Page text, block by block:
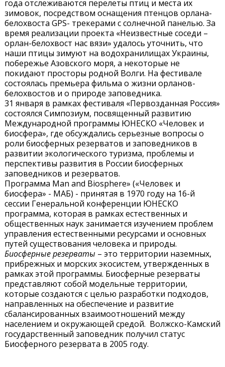
года отслеживаются перелеты птиц и места их
зимовок, посредством оснащения птенцов орлана-
белохвоста GPS- трекерами с солнечной панелью. За
время реализации проекта «Неизвестные соседи –
орлан-белохвост нас вязи» удалось уточнить, что
наши птицы зимуют на водохранилищах Украины,
побережье Азовского моря, а некоторые не
покидают просторы родной Волги. На фестивале
состоялась премьера фильма о жизни орланов-
белохвостов и о природе заповедника.
31 января в рамках фестиваля «Первозданная Россия»
состоялся Симпозиум, посвященный развитию
Международной программы ЮНЕСКО «Человек и
биосфера», где обсуждались серьезные вопросы о
роли биосферных резерватов и заповедников в
развитии экологического туризма, проблемы и
перспективы развития в России биосферных
заповедников и резерватов.
Программа Man and Biosphere» («Человек и
биосфера» - МАБ) - принятая в 1970 году на 16-й
сессии Генеральной конференции ЮНЕСКО
программа, которая в рамках естественных и
общественных наук занимается изучением проблем
управления естественными ресурсами и основных
путей существования человека и природы.
Биосферные резерваты – это территории наземных,
прибрежных и морских экосистем, утвержденных в
рамках этой программы. Биосферные резерваты
представляют собой модельные территории,
которые создаются с целью разработки подходов,
направленных на обеспечение и развитие
сбалансированных взаимоотношений между
населением и окружающей средой. Волжско-Камский
государственный заповедник получил статус
Биосферного резервата в 2005 году.